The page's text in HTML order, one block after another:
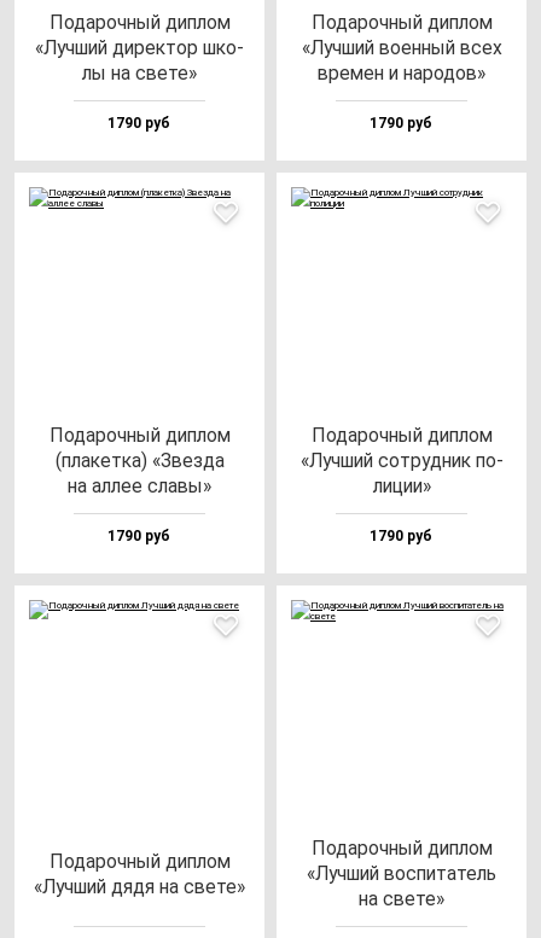
Пода­роч­ный дип­лом
«Луч­ший ди­рек­тор шко­
лы на све­те»
1790 руб
Пода­роч­ный дип­лом
«Луч­ший во­ен­ный всех
вре­мен и на­ро­дов»
1790 руб
Пода­роч­ный дип­лом
(пла­кет­ка) «Звез­да
на ал­лее сла­вы»
1790 руб
Пода­роч­ный дип­лом
«Луч­ший сот­руд­ник по­
ли­ции»
1790 руб
Пода­роч­ный дип­лом
«Луч­ший дя­дя на све­те»
Пода­роч­ный дип­лом
«Луч­ший вос­пи­та­тель
на све­те»